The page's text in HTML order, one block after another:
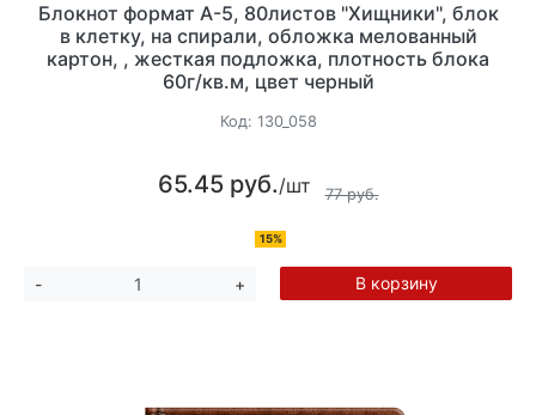
Блокнот формат А-5, 80листов "Хищники", блок
в клетку, на спирали, обложка мелованный
картон, , жесткая подложка, плотность блока
60г/кв.м, цвет черный
Код: 130_058
65.45 руб./шт 77 руб.
15%
- + В корзину